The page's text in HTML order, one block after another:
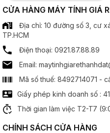
Công nghệ
Bộ xử lý đồ hoạ
Chipset đồ hoạ: Nvidia
Âm thanh
Speaker: 2 x
Cổng kết nối
CỬA HÀNG MÁY TÍNH GIÁ
Địa chỉ: 10 đường số 3, cư
TP.HCM
Điện thoại: 0921.87.88.89
Email:
Mã số thuế: 8492714071 -
Giấy phép kinh doanh số :
Thời gian làm việc T2-T7
CHÍNH SÁCH CỬA HÀNG